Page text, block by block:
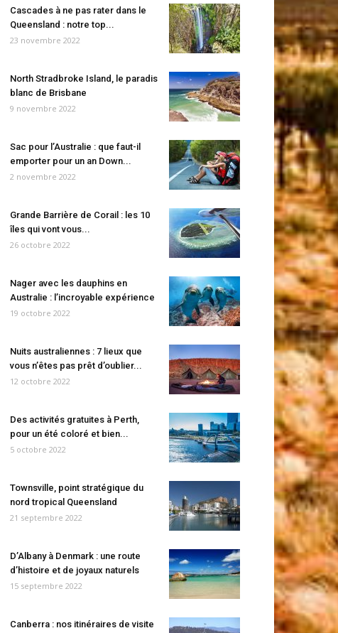
Cascades à ne pas rater dans le
Queensland : notre top...
23 novembre 2022
North Stradbroke Island, le paradis
blanc de Brisbane
9 novembre 2022
Sac pour l’Australie : que faut-il
emporter pour un an Down...
2 novembre 2022
Grande Barrière de Corail : les 10
îles qui vont vous...
26 octobre 2022
Nager avec les dauphins en
Australie : l’incroyable expérience
19 octobre 2022
Nuits australiennes : 7 lieux que
vous n’êtes pas prêt d’oublier...
12 octobre 2022
Des activités gratuites à Perth,
pour un été coloré et bien...
5 octobre 2022
Townsville, point stratégique du
nord tropical Queensland
21 septembre 2022
D’Albany à Denmark : une route
d’histoire et de joyaux naturels
15 septembre 2022
Canberra : nos itinéraires de visite